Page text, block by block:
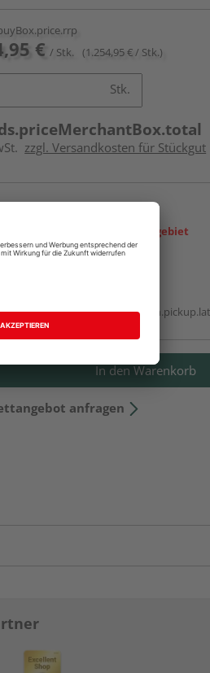
€ / Stk. (1.254,95 € / Stk.)
Stk.
zzgl. Versandkosten für Stückgut
Ihr Standort ist nicht im Liefergebiet
In den Warenkorb
anfragen